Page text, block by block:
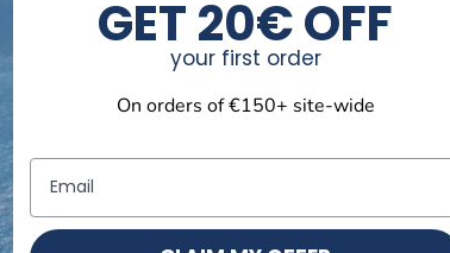
GET 20€ OFF
your first order
On orders of €150+ site-wide
Email